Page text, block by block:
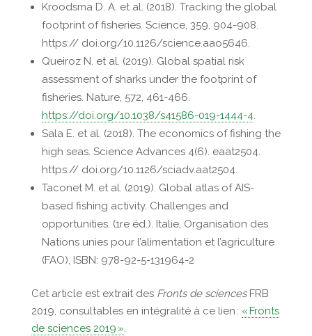
Kroodsma D. A. et al. (2018). Tracking the global
footprint of fisheries. Science, 359, 904-908.
https:// doi.org/10.1126/science.aao5646.
Queiroz N. et al. (2019). Global spatial risk
assessment of sharks under the footprint of
fisheries. Nature, 572, 461-466.
https://doi.org/10.1038/s41586-019-1444-4.
Sala E. et al. (2018). The economics of fishing the
high seas. Science Advances 4(6). eaat2504.
https:// doi.org/10.1126/sciadv.aat2504.
Taconet M. et al. (2019). Global atlas of AIS-
based fishing activity. Challenges and
opportunities. (1re éd.). Italie, Organisation des
Nations unies pour l’alimentation et l’agriculture
(FAO), ISBN: 978-92-5-131964-2
Cet article est extrait des Fronts de sciencesFRB
2019, consultables en intégralité à ce lien : « Fronts
de sciences 2019 ».